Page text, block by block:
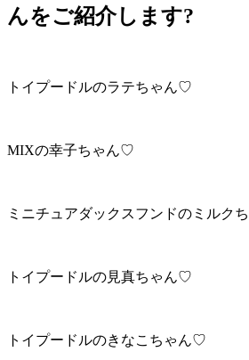
んをご紹介します?
トイプードルのラテちゃん♡
MIXの幸子ちゃん♡
ミニチュアダックスフンドのミルク
トイプードルの見真ちゃん♡
トイプードルのきなこちゃん♡